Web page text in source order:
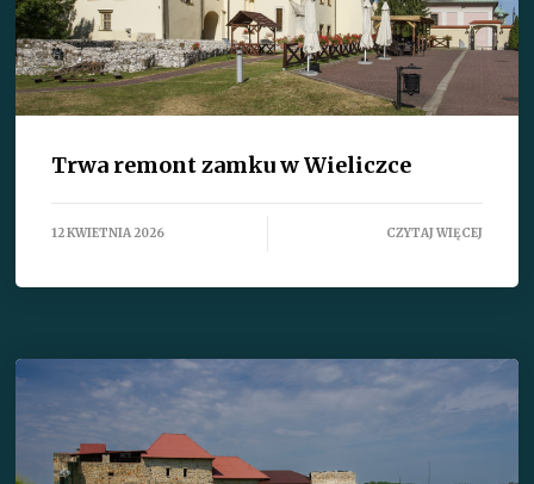
Trwa remont zamku w Wieliczce
12 KWIETNIA 2026 CZYTAJ WIĘCEJ